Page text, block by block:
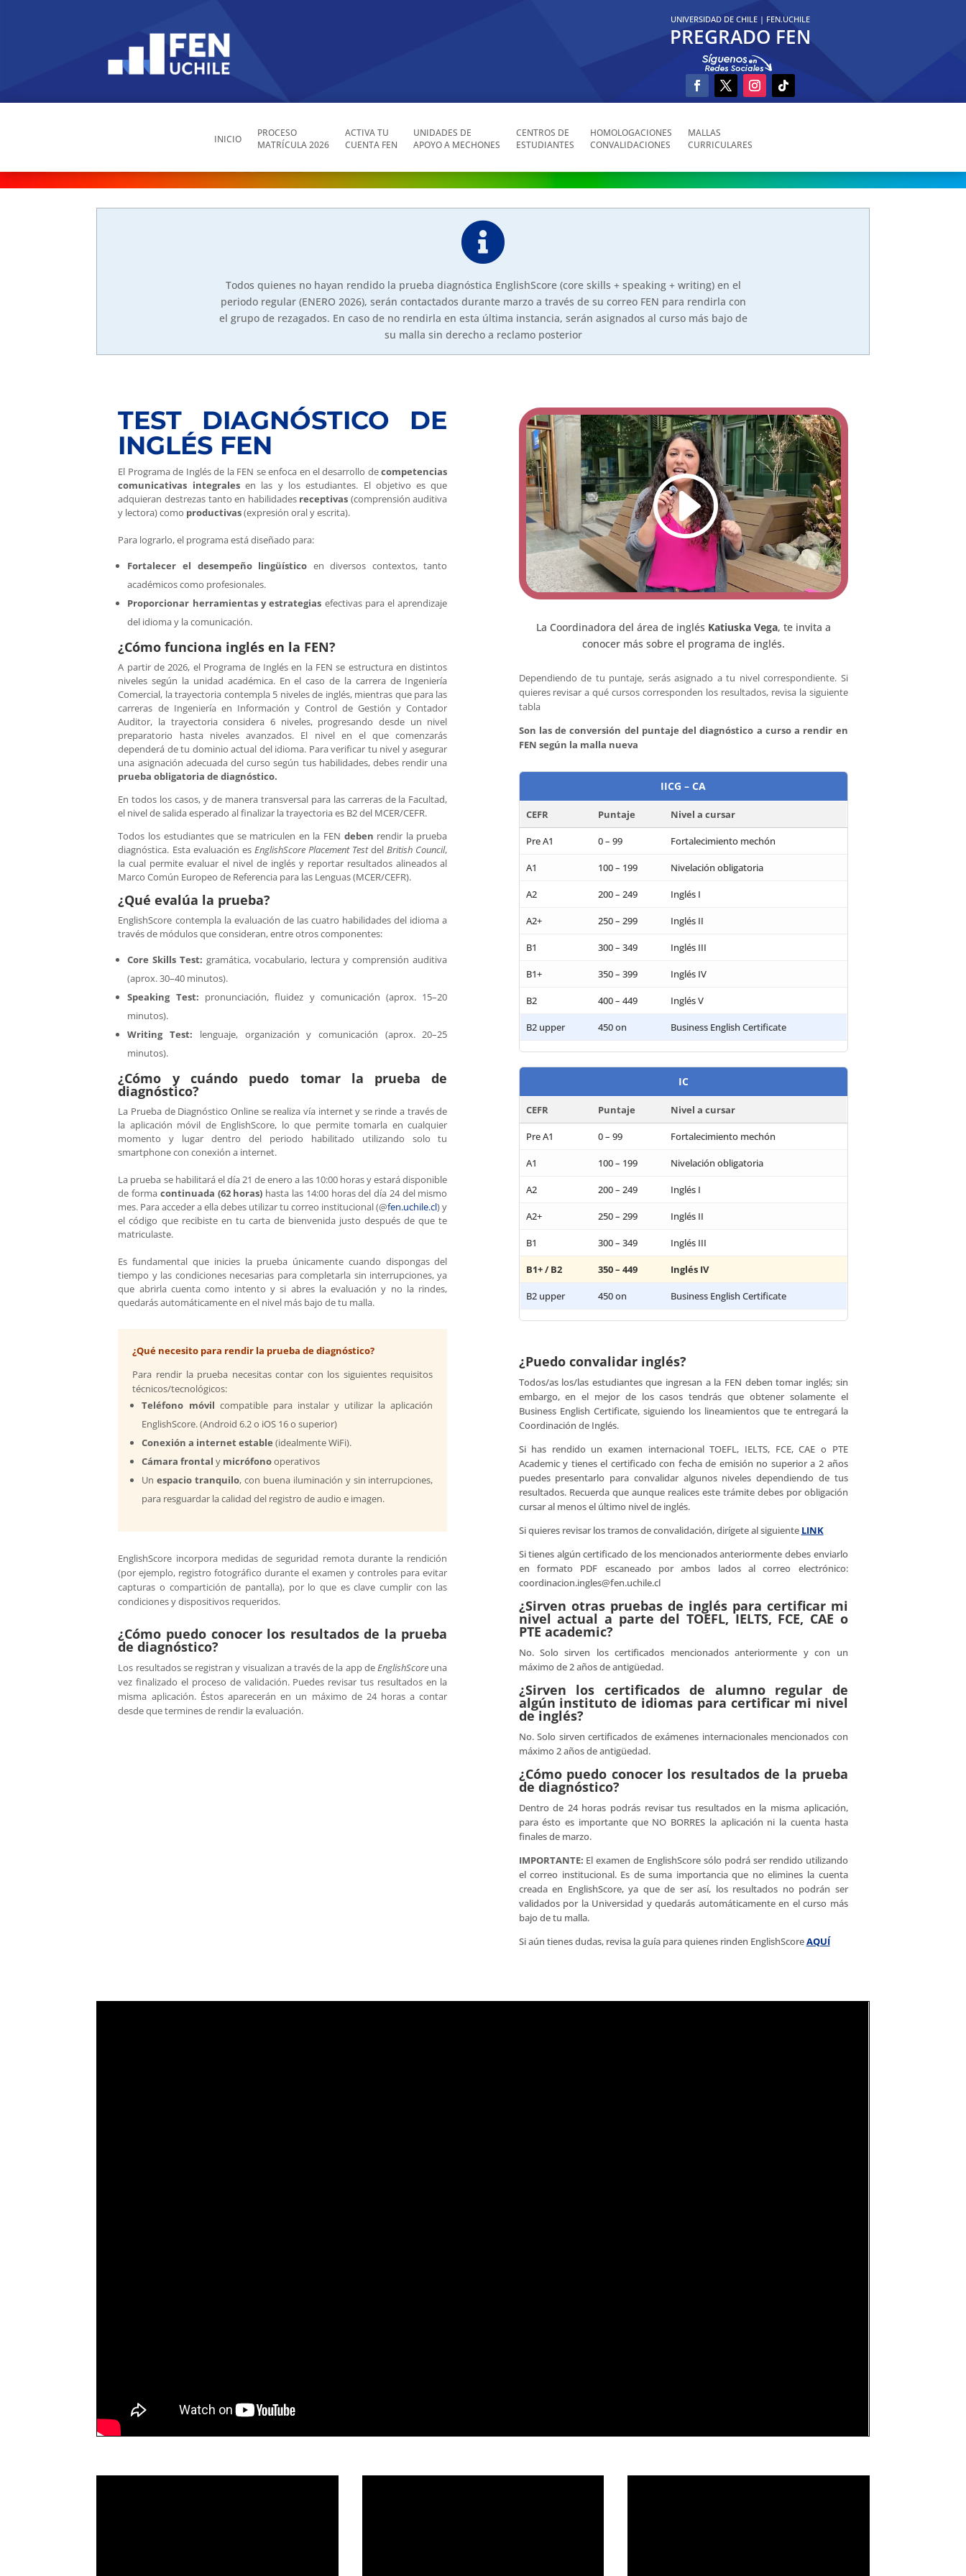
UNIVERSIDAD DE CHILE | FEN.UCHILE
PREGRADO FEN
INICIO
PROCESO
MATRÍCULA 2026
ACTIVA TU
CUENTA FEN
UNIDADES DE
APOYO A MECHONES
CENTROS DE
ESTUDIANTES
HOMOLOGACIONES
CONVALIDACIONES
MALLAS
CURRICULARES

Todos quienes no hayan rendido la prueba diagnóstica EnglishScore (core skills + speaking + writing) en el
periodo regular (ENERO 2026), serán contactados durante marzo a través de su correo FEN para rendirla con
el grupo de rezagados. En caso de no rendirla en esta última instancia, serán asignados al curso más bajo de
su malla sin derecho a reclamo posterior
TEST DIAGNÓSTICO DE
INGLÉS FEN
El Programa de Inglés de la FEN se enfoca en el desarrollo decompetencias
comunicativas integralesen las y los estudiantes. El objetivo es que
adquieran destrezas tanto en habilidades receptivas (comprensión auditiva
y lectora) como productivas(expresión oral y escrita).
Para lograrlo, el programa está diseñado para:
Fortalecer el desempeño lingüístico en diversos contextos, tanto
académicos como profesionales.
Proporcionar herramientas y estrategias efectivas para el aprendizaje
del idioma y la comunicación.
¿Cómo funciona inglés en la FEN?
A partir de 2026, el Programa de Inglés en la FEN se estructura en distintos
niveles según la unidad académica. En el caso de la carrera de Ingeniería
Comercial, la trayectoria contempla 5 niveles de inglés, mientras que para las
carreras de Ingeniería en Información y Control de Gestión y Contador
Auditor, la trayectoria considera 6 niveles, progresando desde un nivel
preparatorio hasta niveles avanzados. El nivel en el que comenzarás
dependerá de tu dominio actual del idioma. Para verificar tu nivel y asegurar
una asignación adecuada del curso según tus habilidades, debes rendir una
prueba obligatoria de diagnóstico.
En todos los casos, y de manera transversal para las carreras de la Facultad,
el nivel de salida esperado al finalizar la trayectoria es B2 del MCER/CEFR.
Todos los estudiantes que se matriculen en la FEN deben rendir la prueba
diagnóstica. Esta evaluación es EnglishScore Placement TestdelBritish Council,
la cual permite evaluar el nivel de inglés y reportar resultados alineados al
Marco Común Europeo de Referencia para las Lenguas (MCER/CEFR).
¿Qué evalúa la prueba?
EnglishScore contempla la evaluación de las cuatro habilidades del idioma a
través de módulos que consideran, entre otros componentes:
Core Skills Test: gramática, vocabulario, lectura y comprensión auditiva
(aprox. 30–40 minutos).
Speaking Test: pronunciación, fluidez y comunicación (aprox. 15–20
minutos).
Writing Test: lenguaje, organización y comunicación (aprox. 20–25
minutos).
¿Cómo y cuándo puedo tomar la prueba de
diagnóstico?
La Prueba de Diagnóstico Online se realiza vía internet y se rinde a través de
la aplicación móvil de EnglishScore, lo que permite tomarla en cualquier
momento y lugar dentro del periodo habilitado utilizando solo tu
smartphone con conexión a internet.
La prueba se habilitará el día 21 de enero a las 10:00 horas y estará disponible
de forma continuada (62 horas) hasta las 14:00 horas del día 24 del mismo
mes. Para acceder a ella debes utilizar tu correo institucional (@fen.uchile.cl) y
el código que recibiste en tu carta de bienvenida justo después de que te
matriculaste.
Es fundamental que inicies la prueba únicamente cuando dispongas del
tiempo y las condiciones necesarias para completarla sin interrupciones, ya
que abrirla cuenta como intento y si abres la evaluación y no la rindes,
quedarás automáticamente en el nivel más bajo de tu malla.
¿Qué necesito para rendir la prueba de diagnóstico?
Para rendir la prueba necesitas contar con los siguientes requisitos
técnicos/tecnológicos:
Teléfono móvil compatible para instalar y utilizar la aplicación
EnglishScore. (Android 6.2 o iOS 16 o superior)
Conexión a internet estable (idealmente WiFi).
Cámara frontal y micrófonooperativos
Unespacio tranquilo, con buena iluminación y sin interrupciones,
para resguardar la calidad del registro de audio e imagen.
EnglishScore incorpora medidas de seguridad remota durante la rendición
(por ejemplo, registro fotográfico durante el examen y controles para evitar
capturas o compartición de pantalla), por lo que es clave cumplir con las
condiciones y dispositivos requeridos.
¿Cómo puedo conocer los resultados de la prueba
de diagnóstico?
Los resultados se registran y visualizan a través de la app deEnglishScore una
vez finalizado el proceso de validación. Puedes revisar tus resultados en la
misma aplicación. Éstos aparecerán en un máximo de 24 horas a contar
desde que termines de rendir la evaluación.
La Coordinadora del área de inglés Katiuska Vega, te invita a
conocer más sobre el programa de inglés.
Dependiendo de tu puntaje, serás asignado a tu nivel correspondiente. Si
quieres revisar a qué cursos corresponden los resultados, revisa la siguiente
tabla
Son las de conversión del puntaje del diagnóstico a curso a rendir en
FEN según la malla nueva
IICG – CA
CEFR Puntaje Nivel a cursar
Pre A1 0 – 99 Fortalecimiento mechón
A1 100 – 199 Nivelación obligatoria
A2 200 – 249 Inglés I
A2+ 250 – 299 Inglés II
B1 300 – 349 Inglés III
B1+ 350 – 399 Inglés IV
B2 400 – 449 Inglés V
B2 upper 450 on Business English Certificate
IC
CEFR Puntaje Nivel a cursar
Pre A1 0 – 99 Fortalecimiento mechón
A1 100 – 199 Nivelación obligatoria
A2 200 – 249 Inglés I
A2+ 250 – 299 Inglés II
B1 300 – 349 Inglés III
B1+ / B2 350 – 449 Inglés IV
B2 upper 450 on Business English Certificate
¿Puedo convalidar inglés?
Todos/as los/las estudiantes que ingresan a la FEN deben tomar inglés; sin
embargo, en el mejor de los casos tendrás que obtener solamente el
Business English Certificate, siguiendo los lineamientos que te entregará la
Coordinación de Inglés.
Si has rendido un examen internacional TOEFL, IELTS, FCE, CAE o PTE
Academic y tienes el certificado con fecha de emisión no superior a 2 años
puedes presentarlo para convalidar algunos niveles dependiendo de tus
resultados. Recuerda que aunque realices este trámite debes por obligación
cursar al menos el último nivel de inglés.
Si quieres revisar los tramos de convalidación, dirígete al siguiente LINK
Si tienes algún certificado de los mencionados anteriormente debes enviarlo
en formato PDF escaneado por ambos lados al correo electrónico:
coordinacion.ingles@fen.uchile.cl
¿Sirven otras pruebas de inglés para certificar mi
nivel actual a parte del TOEFL, IELTS, FCE, CAE o
PTE academic?
No. Solo sirven los certificados mencionados anteriormente y con un
máximo de 2 años de antigüedad.
¿Sirven los certificados de alumno regular de
algún instituto de idiomas para certificar mi nivel
de inglés?
No. Solo sirven certificados de exámenes internacionales mencionados con
máximo 2 años de antigüedad.
¿Cómo puedo conocer los resultados de la prueba
de diagnóstico?
Dentro de 24 horas podrás revisar tus resultados en la misma aplicación,
para ésto es importante que NO BORRES la aplicación ni la cuenta hasta
finales de marzo.
IMPORTANTE: El examen de EnglishScore sólo podrá ser rendido utilizando
el correo institucional. Es de suma importancia que no elimines la cuenta
creada en EnglishScore, ya que de ser así, los resultados no podrán ser
validados por la Universidad y quedarás automáticamente en el curso más
bajo de tu malla.
Si aún tienes dudas, revisa la guía para quienes rinden EnglishScoreAQUÍ